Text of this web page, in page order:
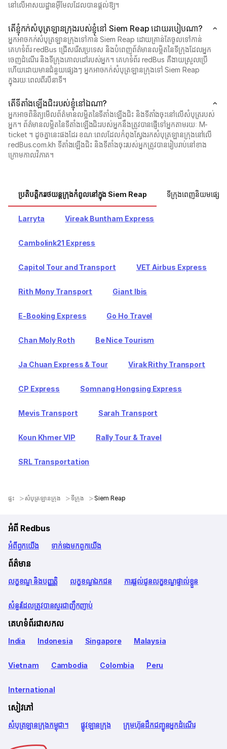
នៅលើអាសយដ្ឋានអ៊ីមែលដែលបានផ្តល់ឱ្យ។
តើខ្ញុំកក់សំបុត្រឡានក្រុងរបស់ខ្ញុំនៅ Siem Reap ដោយរបៀបណា?
អ្នកអាចកក់សំបុត្រឡានក្រុងទៅកាន់ Siem Reap ដោយគ្រាន់តែចូលទៅកាន់
គេហទំព័រ redBus ជ្រើសរើសប្រទេស និងបំពេញព័ត៌មានលម្អិតនៃទីក្រុងដែលអ្នក
ចេញដំណើរ និងទីក្រុងគោលដៅរបស់អ្នក។ គេហទំព័រ redBus គឺងាយស្រួលប្រើ
ហើយដោយមានជំនួយផ្សេងៗ អ្នកអាចកក់សំបុត្រឡានក្រុងទៅ Siem Reap
ក្នុងរយៈពេលពីរបីនាទី។
តើ​ទីតាំងឡើងជិះ​របស់​ខ្ញុំ​នៅ​ឯណា?
អ្នក​អាច​ពិនិត្យ​មើល​ព័ត៌មាន​លម្អិត​នៃ​ទីតាំងឡើងជិះ និង​ទីតាំងចុះ​នៅលើ​សំបុត្រ​របស់​
អ្នក។ ព័ត៌មានលម្អិតនៃទីតាំងឡើងជិះរបស់អ្នកនឹងត្រូវបានផ្ញើទៅអ្នកតាមរយៈ M-
ticket ។ ដូចគ្នានេះផងដែរ ខណៈពេលដែលកំពុងស្វែងរកសំបុត្រឡានក្រុងនៅលើ
redBus.com.kh ទីតាំងឡើងជិះ និងទីតាំងចុះរបស់អ្នកត្រូវបានរៀបរាប់នៅខាង
ក្រោមកាលវិភាគ។
ប្រតិបត្តិកររថយន្តក្រុងកំពូលនៅក្នុង Siem Reap ទីក្រុងពេញនិយមផ្សេង
Larryta Vireak Buntham Express
Cambolink21 Express
Capitol Tour and Transport VET Airbus Express
Rith Mony Transport Giant Ibis
E-Booking Express Go Ho Travel
Chan Moly Roth Be Nice Tourism
Ja Chuan Express & Tour Virak Rithy Transport
CP Express Somnang Hongsing Express
Mevis Transport Sarah Transport
Koun Khmer VIP Rally Tour & Travel
SRL Transportation
ផ្ទះ សំបុត្រឡានក្រុង ទីក្រុង Siem Reap
អំពី Redbus
អំពី​ពួក​យើង ទាក់ទង​មក​ពួក​យើង
ព័ត៌មាន
លក្ខខណ្ឌ និងបញ្ញត្តិ លក្ខខណ្ឌឯកជន ការផ្តល់ជូនលក្ខខណ្ឌផ្ទាល់ខ្លួន
សំនួរដែលត្រូវបានសួរជាញឹកញាប់
គេហទំព័រជាសកល
India Indonesia Singapore Malaysia
Vietnam Cambodia Colombia Peru
International
សៀវភៅ
សំបុត្រឡានក្រុងកម្ពុជា។ ផ្លូវឡានក្រុង ក្រុមហ៊ុនដឹកជញ្ជូនអ្នកដំណើរ